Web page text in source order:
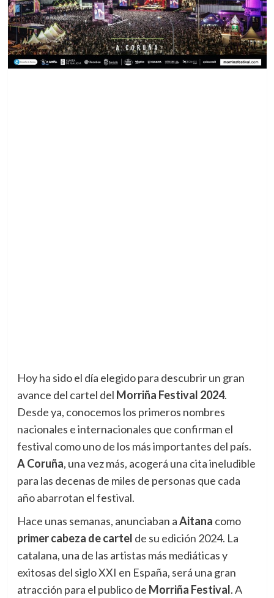
Hoy ha sido el día elegido para descubrir un gran
avance del cartel del Morriña Festival 2024.
Desde ya, conocemos los primeros nombres
nacionales e internacionales que confirman el
festival como uno de los más importantes del país.
A Coruña, una vez más, acogerá una cita ineludible
para las decenas de miles de personas que cada
año abarrotan el festival.
Hace unas semanas, anunciaban aAitana como
primer cabeza de cartel de su edición 2024. La
catalana, una de las artistas más mediáticas y
exitosas del siglo XXI en España, será una gran
atracción para el publico de Morriña Festival. A